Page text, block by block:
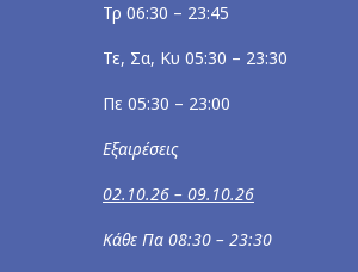
Τρ 06:30 – 23:45
Τε, Σα, Κυ 05:30 – 23:30
Πε 05:30 – 23:00
Εξαιρέσεις
02.10.26 – 09.10.26
Κάθε Πα 08:30 – 23:30